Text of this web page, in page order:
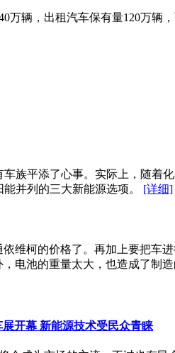
辆，出租汽车保有量120万辆
族平添了心事。实际上，随着
并列的三大新能源选项。 [详细]
维柯的价格了。再加上要把车
电池的重量太大，也造成了制
展开幕 新能源技术受民众青睐